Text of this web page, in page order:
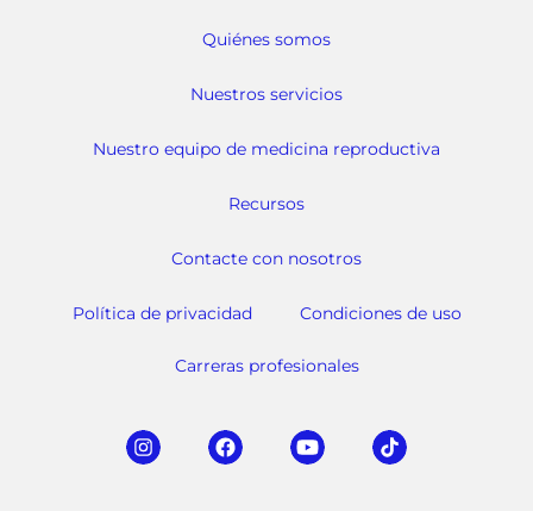
Quiénes somos
Nuestros servicios
Nuestro equipo de medicina reproductiva
Recursos
Contacte con nosotros
Política de privacidad Condiciones de uso
Carreras profesionales